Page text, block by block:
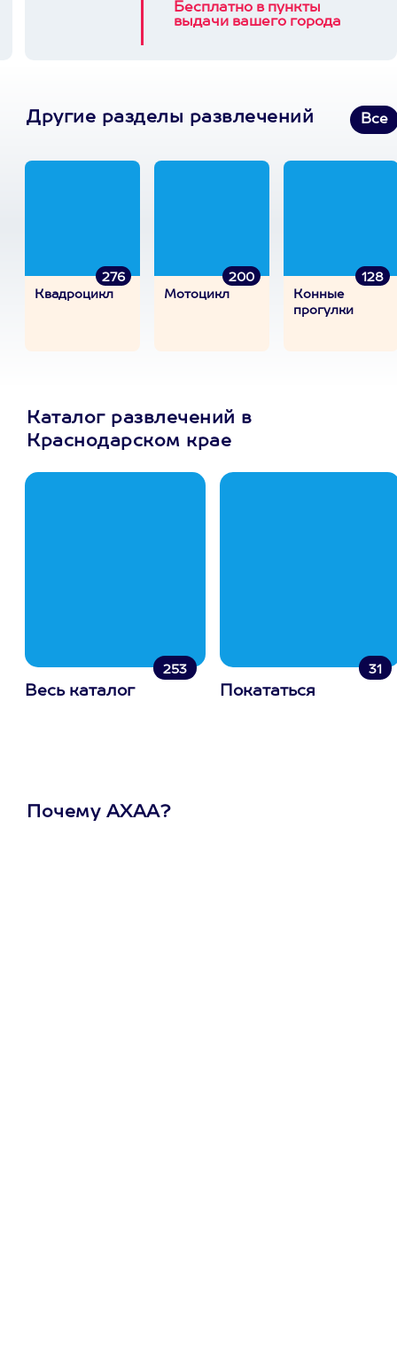
Бесплатно в пункты
выдачи вашего города
Другие разделы развлечений Все
276
Квадроцикл
200
Мотоцикл
128
Конные
прогулки
Каталог развлечений в
Краснодарском крае
253
Весь каталог
31
Покататься
Почему АХАА?